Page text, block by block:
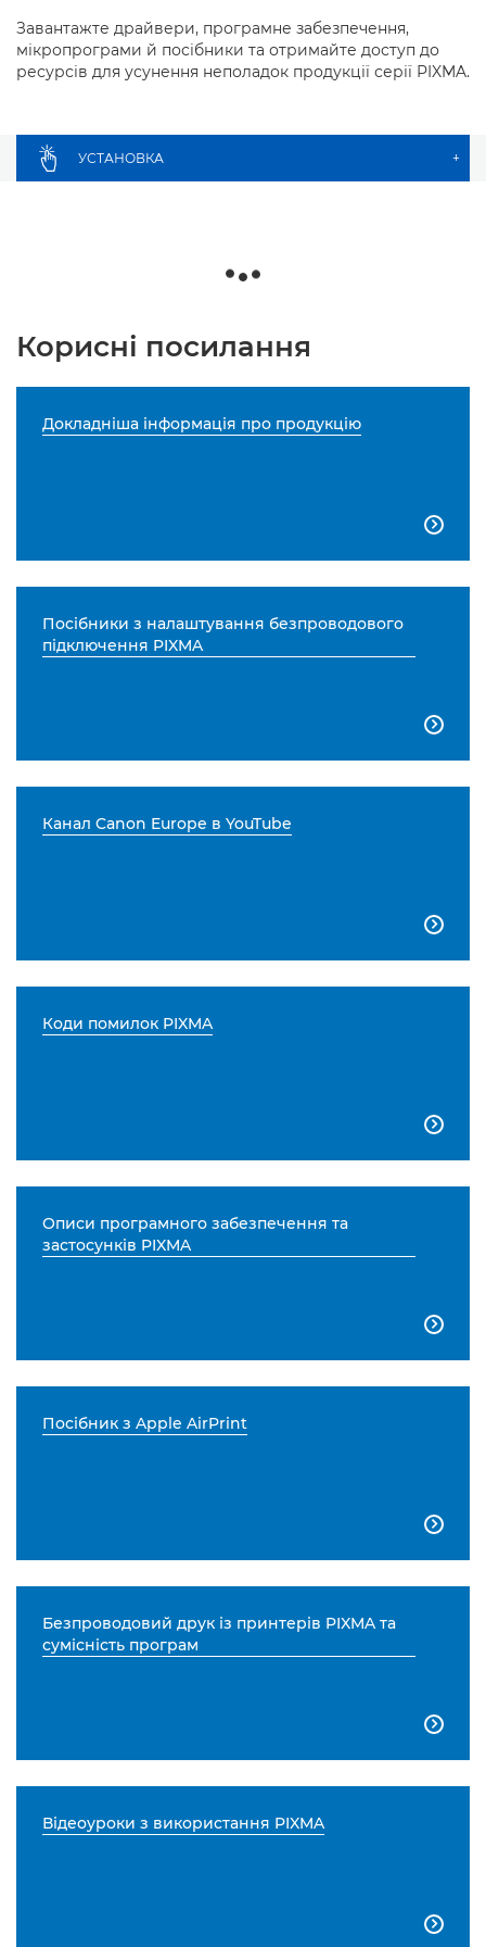
Завантажте драйвери, програмне забезпечення,
мікропрограми й посібники та отримайте доступ до
ресурсів для усунення неполадок продукції серії PIXMA.
УСТАНОВКА +
Корисні посилання
Докладніша інформація про продукцію

Посібники з налаштування безпроводового
підключення PIXMA

Канал Canon Europe в YouTube

Коди помилок PIXMA

Описи програмного забезпечення та
застосунків PIXMA

Посібник з Apple AirPrint

Безпроводовий друк із принтерів PIXMA та
сумісність програм

Відеоуроки з використання PIXMA
